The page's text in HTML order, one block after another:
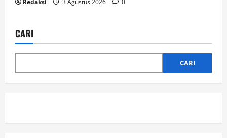
Redaksi 3 Agustus 2026 0
CARI
CARI